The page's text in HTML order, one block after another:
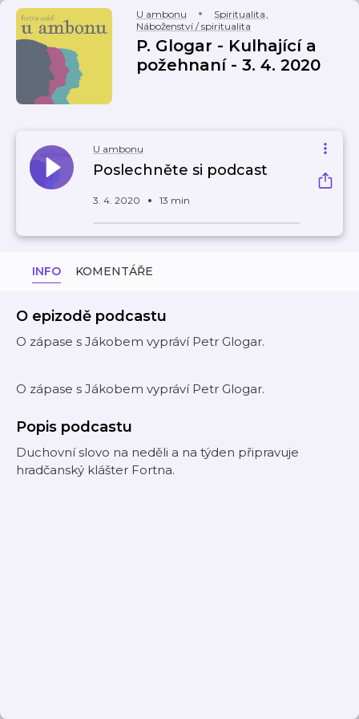
U ambonu Spiritualita,
Náboženství / spiritualita
P. Glogar - Kulhající a
požehnaní - 3. 4. 2020
U ambonu
Poslechněte si podcast
3. 4. 2020 13 min
INFO KOMENTÁŘE
O epizodě podcastu
O zápase s Jákobem vypráví Petr Glogar.
O zápase s Jákobem vypráví Petr Glogar.
Popis podcastu
Duchovní slovo na neděli a na týden připravuje
hradčanský klášter Fortna.